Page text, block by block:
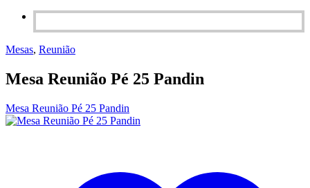
Mesas, Reunião
Mesa Reunião Pé 25 Pandin
Mesa Reunião Pé 25 Pandin